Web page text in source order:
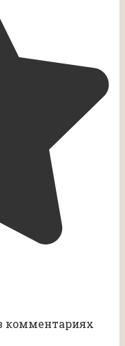
комментариях